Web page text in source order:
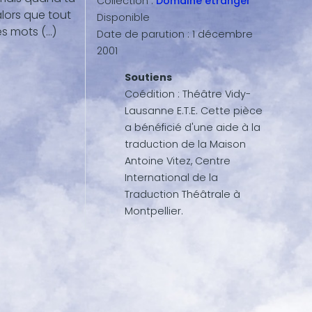
que tout
mots (...)
Disponible
Date de parution : 1 décembre
2001
Soutiens
Coédition : Théâtre Vidy-
Lausanne E.T.E. Cette pièce
a bénéficié d'une aide à la
traduction de la Maison
Antoine Vitez, Centre
International de la
Traduction Théâtrale à
Montpellier.